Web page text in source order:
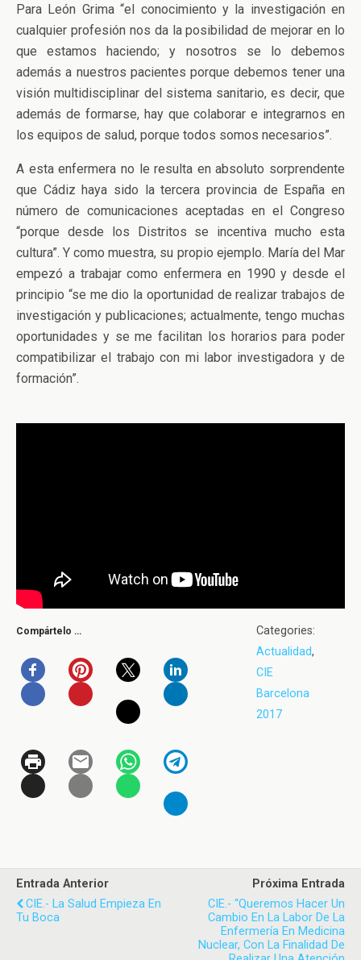
Para León Grima “el conocimiento y la investigación en
cualquier profesión nos da la posibilidad de mejorar en lo
que estamos haciendo; y nosotros se lo debemos
además a nuestros pacientes porque debemos tener una
visión multidisciplinar del sistema sanitario, es decir, que
además de formarse, hay que colaborar e integrarnos en
los equipos de salud, porque todos somos necesarios”.
A esta enfermera no le resulta en absoluto sorprendente
que Cádiz haya sido la tercera provincia de España en
número de comunicaciones aceptadas en el Congreso
“porque desde los Distritos se incentiva mucho esta
cultura”. Y como muestra, su propio ejemplo. María del Mar
empezó a trabajar como enfermera en 1990 y desde el
principio “se me dio la oportunidad de realizar trabajos de
investigación y publicaciones; actualmente, tengo muchas
oportunidades y se me facilitan los horarios para poder
compatibilizar el trabajo con mi labor investigadora y de
formación”.
Compártelo …
Categories:
Actualidad,
CIE
Barcelona
2017
Entrada Anterior
CIE.- La Salud Empieza En
Tu Boca
Próxima Entrada
CIE.- “Queremos Hacer Un
Cambio En La Labor De La
Enfermería En Medicina
Nuclear, Con La Finalidad De